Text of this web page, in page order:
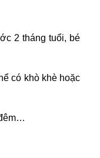
2 tháng tuổi, bé
có khò khè hoặc